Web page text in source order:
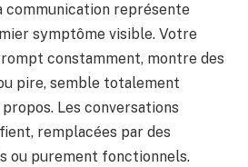
communication représente
symptôme visible. Votre
constamment, montre des
pire, semble totalement
Les conversations
remplacées par des
ou purement fonctionnels.